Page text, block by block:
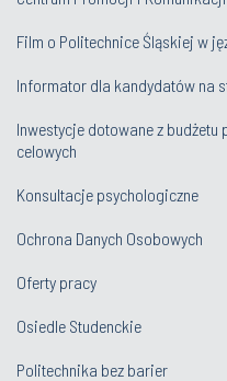
Film o Politechnice Śląskiej w
Informator dla kandydatów na
Inwestycje dotowane z
celowych
Konsultacje psychologiczne
Ochrona Danych Osobowych
Oferty pracy
Osiedle Studenckie
Politechnika bez barier